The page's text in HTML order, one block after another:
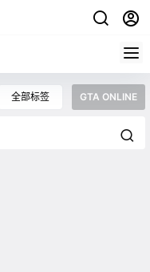
全部标签 GTA ONLINE